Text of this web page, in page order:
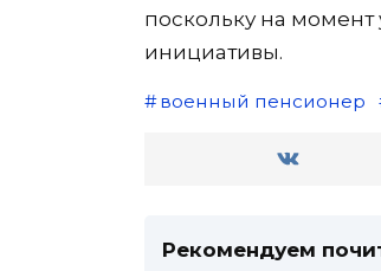
поскольку на момент
инициативы.
военный пенсионер
Рекомендуем